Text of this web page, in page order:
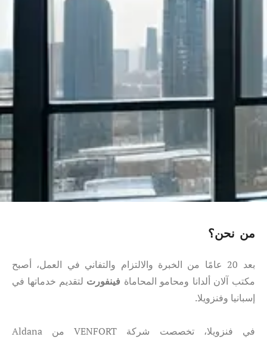
من نحن؟
بعد 20 عامًا من الخبرة والالتزام والتفاني في العمل، أصبح
مكتب آلان ألدانا ومحامو المحاماة فينفورت لتقديم خدماتها في
إسبانيا وفنزويلا.
في فنزويلا، تخصصت شركة VENFORT من Aldana